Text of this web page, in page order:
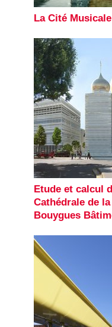
La Cité
Etude et calcul
Cathédrale de
Bouygues